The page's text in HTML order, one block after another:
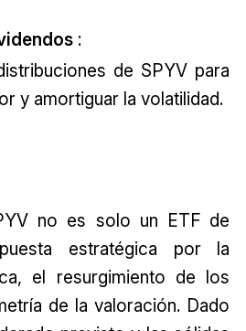
:
de SPYV para
y amortiguar la volatilidad.
no es solo un ETF de
estratégica por la
el resurgimiento de los
de la valoración. Dado